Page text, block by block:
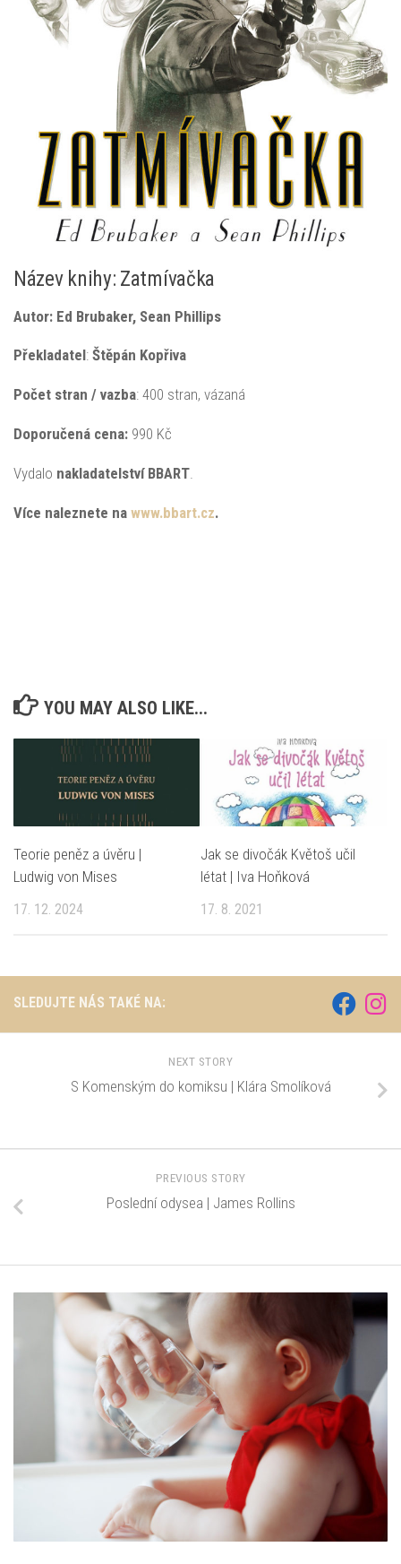
Název knihy: Zatmívačka
Autor: Ed Brubaker, Sean Phillips
Překladatel: Štěpán Kopřiva
Počet stran / vazba: 400 stran, vázaná
Doporučená cena: 990 Kč
Vydalo nakladatelství BBART.
Více naleznete na www.bbart.cz.
YOU MAY ALSO LIKE...
Teorie peněz a úvěru |
Ludwig von Mises
17. 12. 2024
Jak se divočák Květoš učil
létat | Iva Hoňková
17. 8. 2021
SLEDUJTE NÁS TAKÉ NA:
NEXT STORY
S Komenským do komiksu | Klára Smolíková
PREVIOUS STORY
Poslední odysea | James Rollins